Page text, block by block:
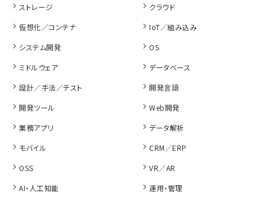
ストレージ
クラウド
仮想化／コンテナ
IoT／組み込み
システム開発
OS
ミドルウェア
データベース
設計／手法／テスト
開発言語
開発ツール
Web開発
業務アプリ
データ解析
モバイル
CRM／ERP
OSS
VR／AR
AI・人工知能
運用・管理